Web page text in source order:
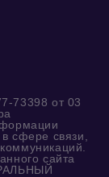
73398 от 03
сфере связи,
сайта